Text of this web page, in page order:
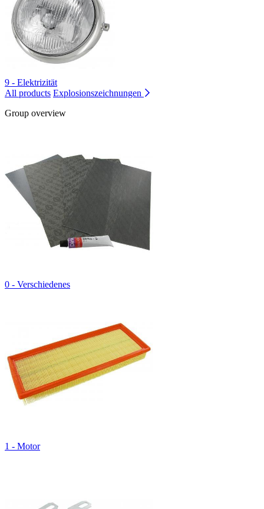
9 - Elektrizität
All products Explosionszeichnungen
Group overview
0 - Verschiedenes
1 - Motor